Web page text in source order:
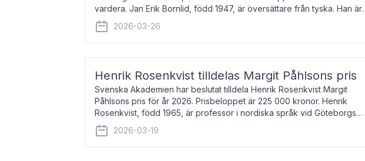
vardera. Jan Erik Bornlid, född 1947, är översättare från tyska. Han är
främst känd för sina översät
2026-03-26
Henrik Rosenkvist tilldelas Margit Påhlsons pris
Svenska Akademien har beslutat tilldela Henrik Rosenkvist Margit
Påhlsons pris för år 2026. Prisbeloppet är 225 000 kronor. Henrik
Rosenkvist, född 1965, är professor i nordiska språk vid Göteborgs
universitet. Han disputerade 2004 på avhan
2026-03-19